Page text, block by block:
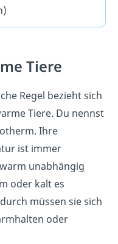
Tiere
Regel bezieht sich
Tiere. Du nennst
Ihre
ist immer
unabhängig
oder kalt es
müssen sie sich
oder